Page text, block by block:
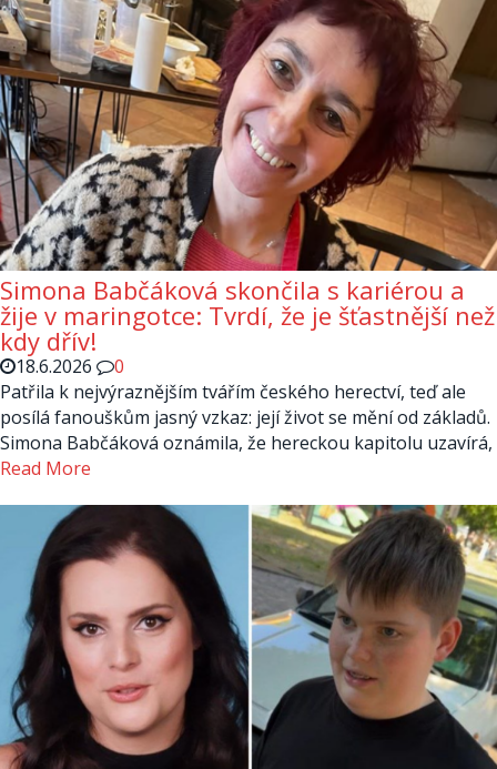
Simona Babčáková skončila s kariérou a
žije v maringotce: Tvrdí, že je šťastnější než
kdy dřív!
18.6.2026
0
Patřila k nejvýraznějším tvářím českého herectví, teď ale
posílá fanouškům jasný vzkaz: její život se mění od základů.
Simona Babčáková oznámila, že hereckou kapitolu uzavírá,
Read More